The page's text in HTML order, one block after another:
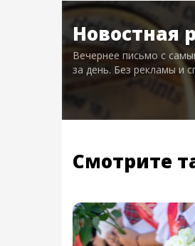
Новостная
Вечернее письмо с
за день. Без рекламы и
Смотрите